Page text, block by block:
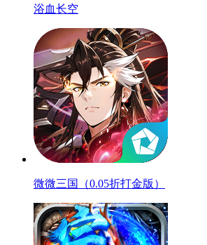
浴血长空
微微三国（0.05折打金版）